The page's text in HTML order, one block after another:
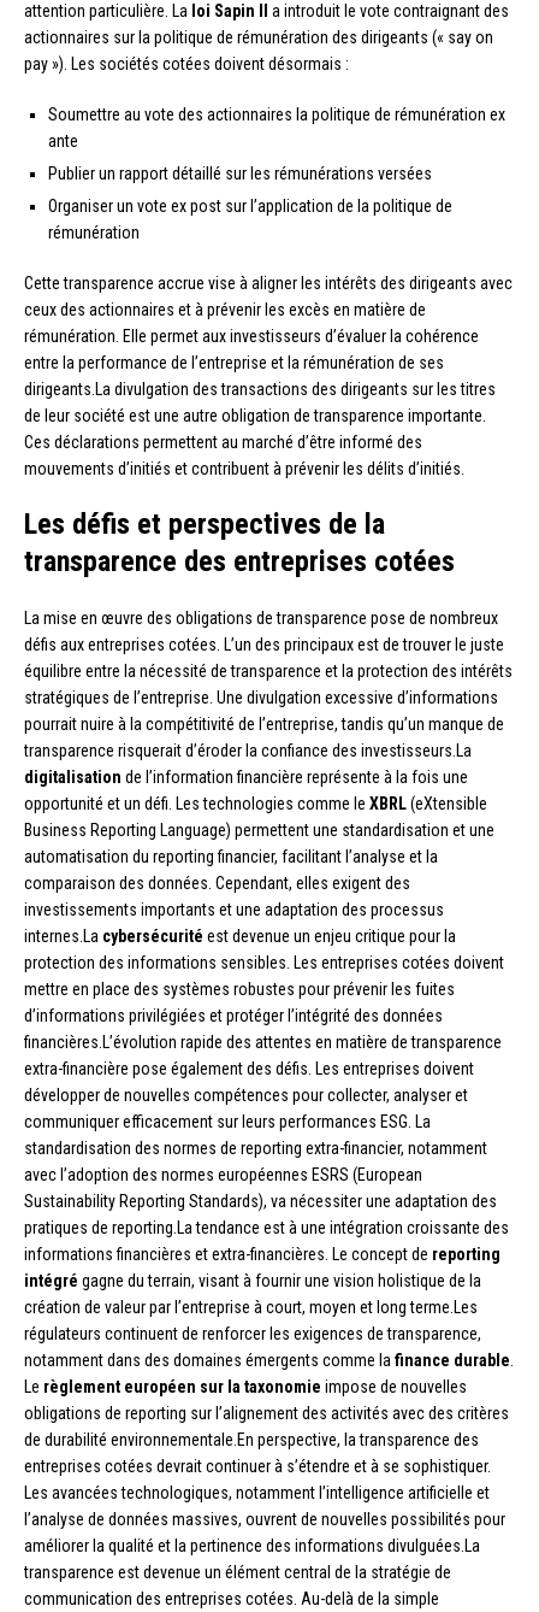
attention particulière. La loi Sapin II
a introduit le vote contraignant des
actionnaires sur la politique de rémunération des dirigeants (« say on
pay »). Les sociétés cotées doivent désormais :
Soumettre au vote des actionnaires la politique de rémunération ex
ante
Publier un rapport détaillé sur les rémunérations versées
Organiser un vote ex post sur l’application de la politique de
rémunération
Cette transparence accrue vise à aligner les intérêts des dirigeants avec
ceux des actionnaires et à prévenir les excès en matière de
rémunération. Elle permet aux investisseurs d’évaluer la cohérence
entre la performance de l’entreprise et la rémunération de ses
dirigeants.La divulgation des transactions des dirigeants sur les titres
de leur société est une autre obligation de transparence importante.
Ces déclarations permettent au marché d’être informé des
mouvements d’initiés et contribuent à prévenir les délits d’initiés.
Les défis et perspectives de la
transparence des entreprises cotées
La mise en œuvre des obligations de transparence pose de nombreux
défis aux entreprises cotées. L’un des principaux est de trouver le juste
équilibre entre la nécessité de transparence et la protection des intérêts
stratégiques de l’entreprise. Une divulgation excessive d’informations
pourrait nuire à la compétitivité de l’entreprise, tandis qu’un manque de
transparence risquerait d’éroder la confiance des investisseurs.La
digitalisation de l’information financière représente à la fois une
opportunité et un défi. Les technologies comme le XBRL(eXtensible
Business Reporting Language) permettent une standardisation et une
automatisation du reporting financier, facilitant l’analyse et la
comparaison des données. Cependant, elles exigent des
investissements importants et une adaptation des processus
internes.La cybersécurité est devenue un enjeu critique pour la
protection des informations sensibles. Les entreprises cotées doivent
mettre en place des systèmes robustes pour prévenir les fuites
d’informations privilégiées et protéger l’intégrité des données
financières.L’évolution rapide des attentes en matière de transparence
extra-financière pose également des défis. Les entreprises doivent
développer de nouvelles compétences pour collecter, analyser et
communiquer efficacement sur leurs performances ESG. La
standardisation des normes de reporting extra-financier, notamment
avec l’adoption des normes européennes ESRS (European
Sustainability Reporting Standards), va nécessiter une adaptation des
pratiques de reporting.La tendance est à une intégration croissante des
informations financières et extra-financières. Le concept de reporting
intégré gagne du terrain, visant à fournir une vision holistique de la
création de valeur par l’entreprise à court, moyen et long terme.Les
régulateurs continuent de renforcer les exigences de transparence,
notamment dans des domaines émergents comme la finance durable
Le règlement européen sur la taxonomie impose de nouvelles
obligations de reporting sur l’alignement des activités avec des critères
de durabilité environnementale.En perspective, la transparence des
entreprises cotées devrait continuer à s’étendre et à se sophistiquer.
Les avancées technologiques, notamment l’intelligence artificielle et
l’analyse de données massives, ouvrent de nouvelles possibilités pour
améliorer la qualité et la pertinence des informations divulguées.La
transparence est devenue un élément central de la stratégie de
communication des entreprises cotées. Au-delà de la simple